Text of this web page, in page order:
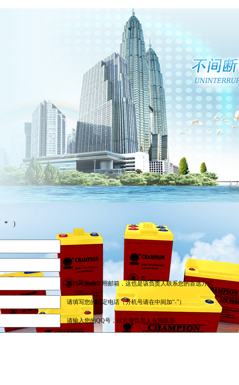
* ）
请填写您的常用邮箱，这也是该负责人联系您的首选方式
请填写您的固定电话（分机号请在中间加“-”）
请输入您的QQ号，以方便负责人在线联系